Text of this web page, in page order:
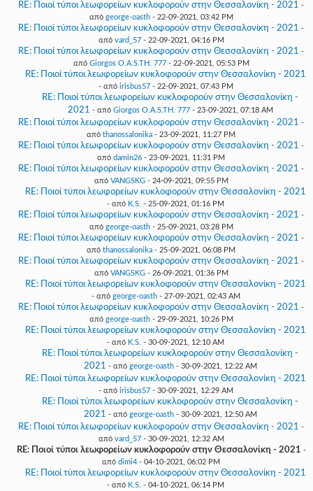
RE: Ποιοί τύποι λεωφορείων κυκλοφορούν στην Θεσσαλονίκη - 2021 -
από george-oasth- 22-09-2021, 03:42 PM
RE: Ποιοί τύποι λεωφορείων κυκλοφορούν στην Θεσσαλονίκη - 2021 -
από vard_57- 22-09-2021, 04:16 PM
RE: Ποιοί τύποι λεωφορείων κυκλοφορούν στην Θεσσαλονίκη - 2021 -
από Giorgos O.A.S.TH. 777- 22-09-2021, 05:53 PM
RE: Ποιοί τύποι λεωφορείων κυκλοφορούν στην Θεσσαλονίκη - 2021
- από irisbus57- 22-09-2021, 07:43 PM
RE: Ποιοί τύποι λεωφορείων κυκλοφορούν στην Θεσσαλονίκη -
2021 - από Giorgos O.A.S.TH. 777- 23-09-2021, 07:18 AM
RE: Ποιοί τύποι λεωφορείων κυκλοφορούν στην Θεσσαλονίκη - 2021 -
από thanossalonika - 23-09-2021, 11:27 PM
RE: Ποιοί τύποι λεωφορείων κυκλοφορούν στην Θεσσαλονίκη - 2021 -
από damin26 - 23-09-2021, 11:31 PM
RE: Ποιοί τύποι λεωφορείων κυκλοφορούν στην Θεσσαλονίκη - 2021 -
από VANGSKG- 24-09-2021, 09:55 PM
RE: Ποιοί τύποι λεωφορείων κυκλοφορούν στην Θεσσαλονίκη - 2021
- από K.S. - 25-09-2021, 01:16 PM
RE: Ποιοί τύποι λεωφορείων κυκλοφορούν στην Θεσσαλονίκη - 2021 -
από george-oasth- 25-09-2021, 03:28 PM
RE: Ποιοί τύποι λεωφορείων κυκλοφορούν στην Θεσσαλονίκη - 2021 -
από thanossalonika - 25-09-2021, 06:08 PM
RE: Ποιοί τύποι λεωφορείων κυκλοφορούν στην Θεσσαλονίκη - 2021 -
από VANGSKG- 26-09-2021, 01:36 PM
RE: Ποιοί τύποι λεωφορείων κυκλοφορούν στην Θεσσαλονίκη - 2021
- από george-oasth- 27-09-2021, 02:43 AM
RE: Ποιοί τύποι λεωφορείων κυκλοφορούν στην Θεσσαλονίκη - 2021 -
από george-oasth- 29-09-2021, 10:26 PM
RE: Ποιοί τύποι λεωφορείων κυκλοφορούν στην Θεσσαλονίκη - 2021
- από K.S. - 30-09-2021, 12:10 AM
RE: Ποιοί τύποι λεωφορείων κυκλοφορούν στην Θεσσαλονίκη -
2021 - από george-oasth- 30-09-2021, 12:22 AM
RE: Ποιοί τύποι λεωφορείων κυκλοφορούν στην Θεσσαλονίκη - 2021
- από irisbus57- 30-09-2021, 12:29 AM
RE: Ποιοί τύποι λεωφορείων κυκλοφορούν στην Θεσσαλονίκη -
2021 - από george-oasth- 30-09-2021, 12:50 AM
RE: Ποιοί τύποι λεωφορείων κυκλοφορούν στην Θεσσαλονίκη - 2021 -
από vard_57- 30-09-2021, 12:32 AM
RE: Ποιοί τύποι λεωφορείων κυκλοφορούν στην Θεσσαλονίκη - 2021 -
από dimi4 - 04-10-2021, 06:02 PM
RE: Ποιοί τύποι λεωφορείων κυκλοφορούν στην Θεσσαλονίκη - 2021
- από K.S. - 04-10-2021, 06:14 PM